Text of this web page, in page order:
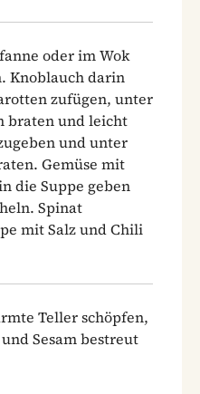
oder im Wok
Knoblauch darin
zufügen, unter
braten und leicht
und unter
Gemüse mit
die Suppe geben
Spinat
mit Salz und Chili
Teller schöpfen,
Sesam bestreut